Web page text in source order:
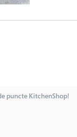
puncte KitchenShop!